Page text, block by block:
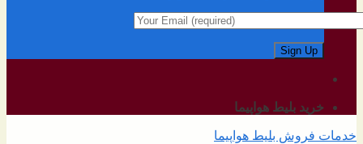
خرید بلیط هواپیما
خدمات فروش بلیط هواپیما